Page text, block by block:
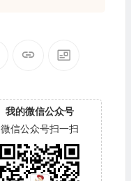
我的微信公众号
微信公众号扫一扫